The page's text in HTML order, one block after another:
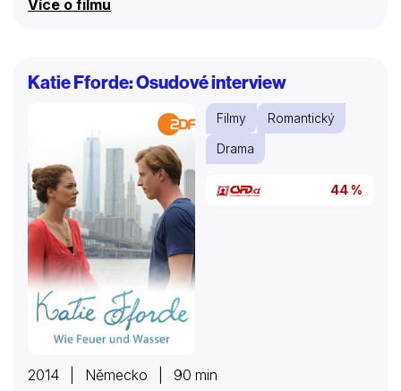
protože jejich matka zmizela. Členové rodiny, kteří se
Více o filmu
Katie Fforde: Osudové interview
Filmy
Romantický
Drama
44 %
2014 | Německo | 90 min